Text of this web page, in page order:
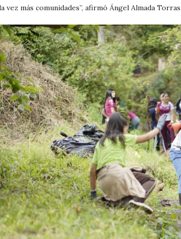
vez más comunidades”, afirmó Ángel Almada Torras.